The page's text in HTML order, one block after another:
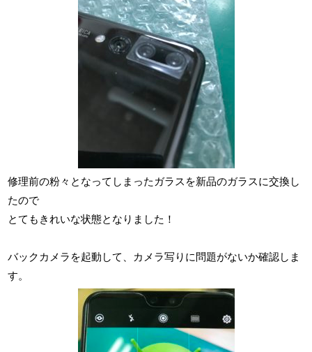
修理前の粉々となってしまったガラスを新品のガラスに交換し
たので
とてもきれいな状態となりました！
バックカメラを起動して、カメラ写りに問題がないか確認しま
す。